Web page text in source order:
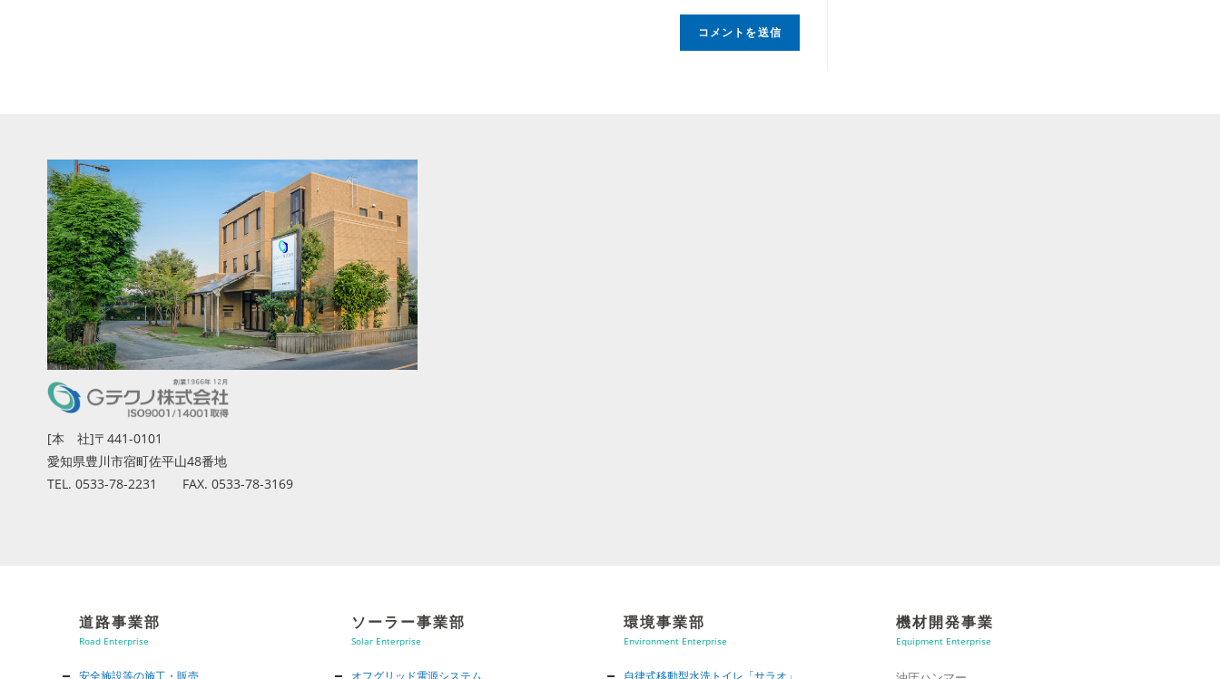
[本 社]〒441-0101
愛知県豊川市宿町佐平山48番地
TEL. 0533-78-2231 FAX. 0533-78-3169
道路事業部
Road Enterprise
ソーラー事業部
Solar Enterprise
環境事業部
Environment Enterprise
機材開発事業
Equipment Enterprise